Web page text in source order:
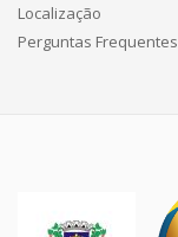
Localização
Perguntas Frequentes